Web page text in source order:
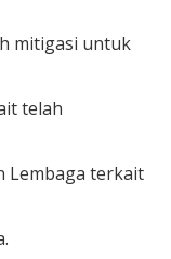
mitigasi untuk
telah
Lembaga terkait